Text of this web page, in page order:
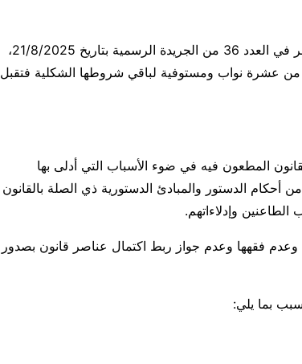
حيث إنّ القانون الرقم 23 المطعون فيه نشر في العدد 36 من الجريدة الرسمية بتاريخ 21/8/2025،
في 5/9/2025 موقعة من عشرة نواب ومستوفية لباقي شروطها الشكلية فتقبل
المطعون فيه في ضوء الأسباب التي أدلى بها
أحكام الدستور والمبادئ الدستورية ذي الصلة بالقانون
وإدلاءاتهم.
فقهها وعدم جواز ربط اكتمال عناصر قانون بصدور
بما يلي: